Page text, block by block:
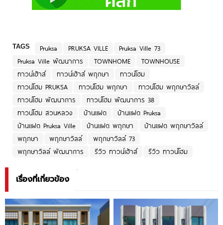
TAGS Pruksa PRUKSA VILLE
Pruksa Ville 73
Pruksa Ville พัฒนาการ
TOWNHOME
TOWNHOUSE
ทาวน์เฮ้าส์
ทาวน์เฮ้าส์ พฤกษา
ทาวน์โฮม
ทาวน์โฮม PRUKSA
ทาวน์โฮม พฤกษา
ทาวน์โฮม พฤกษาวิลล์
ทาวน์โฮม พัฒนาการ
ทาวน์โฮม พัฒนาการ 38
ทาวน์โฮม สวนหลวง
บ้านแฝด
บ้านแฝด Pruksa
บ้านแฝด Pruksa Ville
บ้านแฝด พฤกษา
บ้านแฝด พฤกษาวิลล์
พฤกษา
พฤกษาวิลล์
พฤกษาวิลล์ 73
พฤกษาวิลล์ พัฒนาการ
รีวิว ทาวน์เฮ้าส์ รีวิว ทาวน์โฮม
เรื่องที่เกี่ยวข้อง